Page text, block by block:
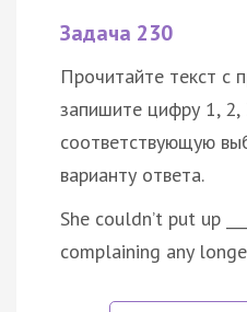
Задача 230
Прочитайте текст с
запишите цифру 1, 2,
соответствующую
варианту ответа.
She couldn’t put up
complaining any